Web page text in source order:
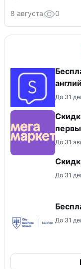
8 августа 0
До 31
До 31
До 31
До 31